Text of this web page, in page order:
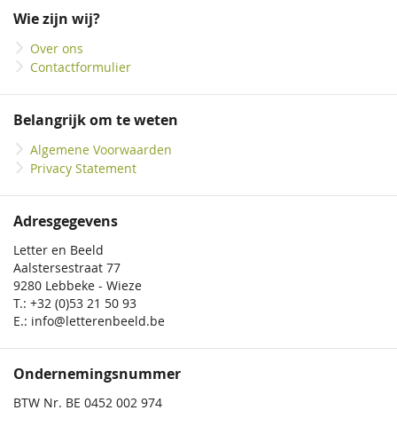
nieuwsbrief
Wie zijn wij?
Over ons
Contactformulier
Belangrijk om te weten
Algemene Voorwaarden
Privacy Statement
Adresgegevens
Letter en Beeld
Aalstersestraat 77
9280 Lebbeke - Wieze
T.: +32 (0)53 21 50 93
E.: info@letterenbeeld.be
Ondernemingsnummer
BTW Nr. BE 0452 002 974